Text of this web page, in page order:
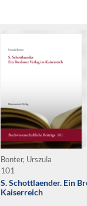
Bonter, Urszula
101
S. Schottlaender. Ein
Kaiserreich